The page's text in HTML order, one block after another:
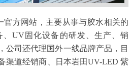
官方网站，主要从事与胶水相关的
UV固化设备的研发、生产、销
公司还代理国外一线品牌产品，目
渠道经销商、日本岩田UV-LED 紫